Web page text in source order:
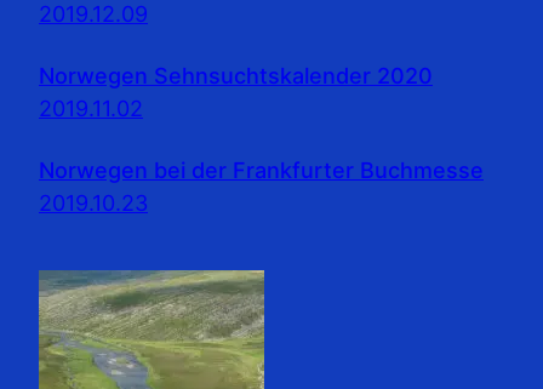
2019.12.09
Norwegen Sehnsuchtskalender 2020
2019.11.02
Norwegen bei der Frankfurter Buchmesse
2019.10.23